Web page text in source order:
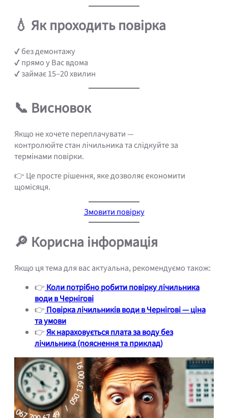
💧 Як проходить повірка
✔ без демонтажу
✔ прямо у Вас вдома
✔ займає 15–20 хвилин
📞 Висновок
Якщо не хочете переплачувати —
контролюйте стан лічильника та слідкуйте за
термінами повірки.
👉 Це просте рішення, яке дозволяє економити
щомісяця.
Змовити повірку
🔎 Корисна інформація
Якщо ця тема для вас актуальна, рекомендуємо також:
👉 Коли потрібно робити повірку лічильника
води в Чернігові
👉 Повірка лічильників води в Чернігові — ціна
та умови
👉Як нараховується плата за воду без
лічильника (пояснення та приклад)